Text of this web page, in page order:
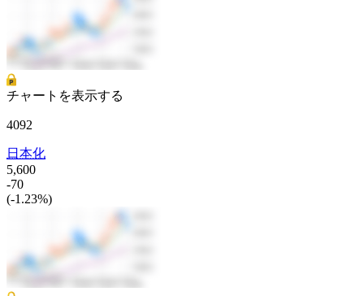
チャートを表示する
4092
日本化
5,600
-70
(-1.23%)